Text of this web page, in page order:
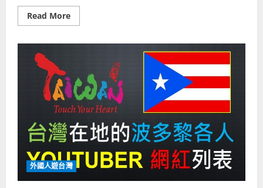
Read MoreRead
more
國
人
網
紅
在
台
灣！
南
韓
人
YOUTUBER
收
最
齊
全
名
外國人遊台灣